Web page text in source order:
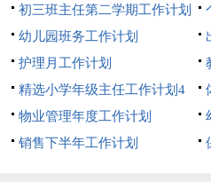
初三班主任第二学期工作计划
幼儿园班务工作计划
护理月工作计划
精选小学年级主任工作计划4
篇物业管理年度工作计划
销售下半年工作计划